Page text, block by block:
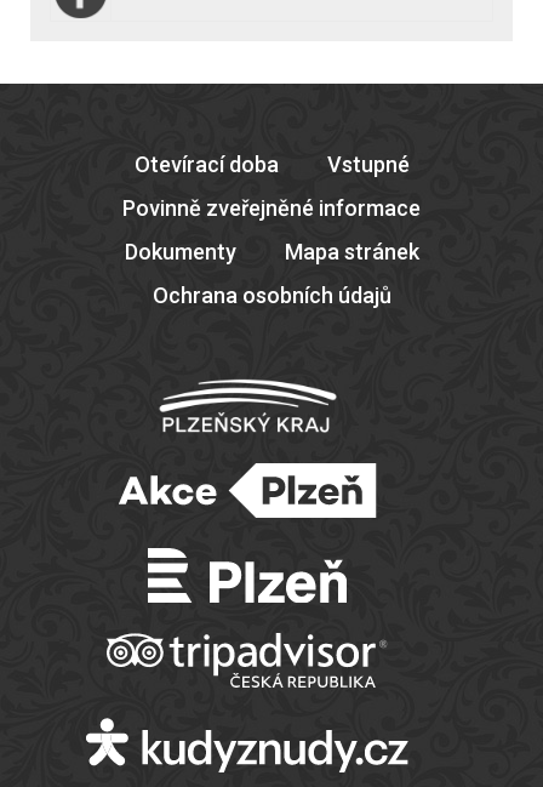
Otevírací doba
Vstupné
Povinně zveřejněné informace
Dokumenty
Mapa stránek
Ochrana osobních údajů